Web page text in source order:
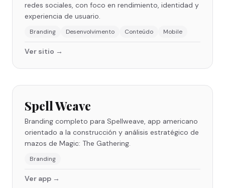
redes sociales, con foco en rendimiento, identidad y
experiencia de usuario.
Branding Desenvolvimento Conteúdo Mobile
Ver sitio →
Spell Weave
Branding completo para Spellweave, app americano
orientado a la construcción y análisis estratégico de
mazos de Magic: The Gathering.
Branding
Ver app →